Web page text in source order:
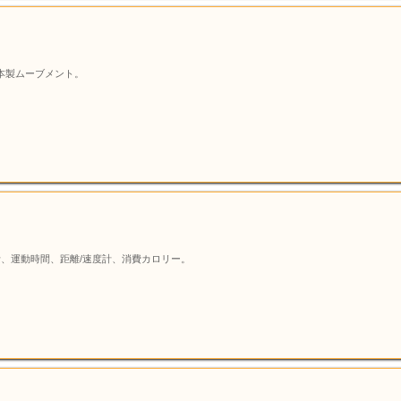
ムーブメント。
運動時間、距離/速度計、消費カロリー。